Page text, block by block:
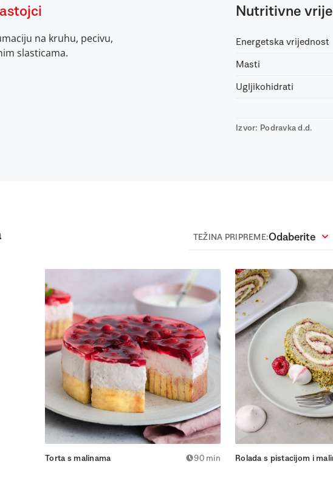
na kruhu, pecivu,
slasticama.
Nutritivne
Energetska vrijednost
Masti
Ugljikohidrati
Izvor: Podravka d.d.
TEŽINA PRIPREME:Odaberite
Torta s malinama 90 min Rolada s pistacijom i